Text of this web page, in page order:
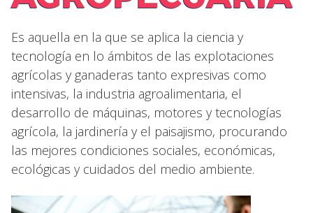
Es aquella en la que se aplica la ciencia y
tecnología en lo ámbitos de las explotaciones
agrícolas y ganaderas tanto expresivas como
intensivas, la industria agroalimentaria, el
desarrollo de máquinas, motores y tecnologías
agrícola, la jardinería y el paisajismo, procurando
las mejores condiciones sociales, económicas,
ecológicas y cuidados del medio ambiente.